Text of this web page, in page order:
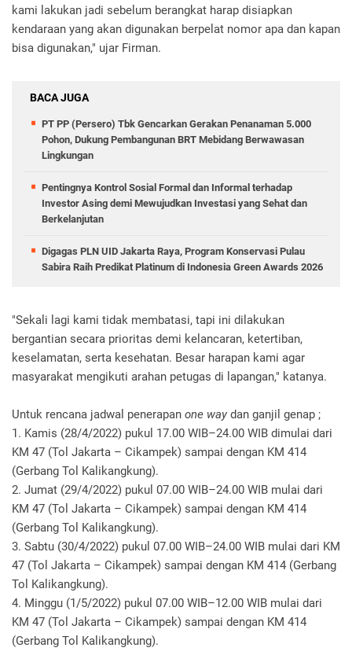
kami lakukan jadi sebelum berangkat harap disiapkan
kendaraan yang akan digunakan berpelat nomor apa dan kapan
bisa digunakan," ujar Firman.
BACA JUGA
PT PP (Persero) Tbk Gencarkan Gerakan Penanaman 5.000
Pohon, Dukung Pembangunan BRT Mebidang Berwawasan
Lingkungan
Pentingnya Kontrol Sosial Formal dan Informal terhadap
Investor Asing demi Mewujudkan Investasi yang Sehat dan
Berkelanjutan
Digagas PLN UID Jakarta Raya, Program Konservasi Pulau
Sabira Raih Predikat Platinum di Indonesia Green Awards 2026
"Sekali lagi kami tidak membatasi, tapi ini dilakukan
bergantian secara prioritas demi kelancaran, ketertiban,
keselamatan, serta kesehatan. Besar harapan kami agar
masyarakat mengikuti arahan petugas di lapangan," katanya.
Untuk rencana jadwal penerapan one way dan ganjil genap ;
1. Kamis (28/4/2022) pukul 17.00 WIB–24.00 WIB dimulai dari
KM 47 (Tol Jakarta – Cikampek) sampai dengan KM 414
(Gerbang Tol Kalikangkung).
2. Jumat (29/4/2022) pukul 07.00 WIB–24.00 WIB mulai dari
KM 47 (Tol Jakarta – Cikampek) sampai dengan KM 414
(Gerbang Tol Kalikangkung).
3. Sabtu (30/4/2022) pukul 07.00 WIB–24.00 WIB mulai dari KM
47 (Tol Jakarta – Cikampek) sampai dengan KM 414 (Gerbang
Tol Kalikangkung).
4. Minggu (1/5/2022) pukul 07.00 WIB–12.00 WIB mulai dari
KM 47 (Tol Jakarta – Cikampek) sampai dengan KM 414
(Gerbang Tol Kalikangkung).